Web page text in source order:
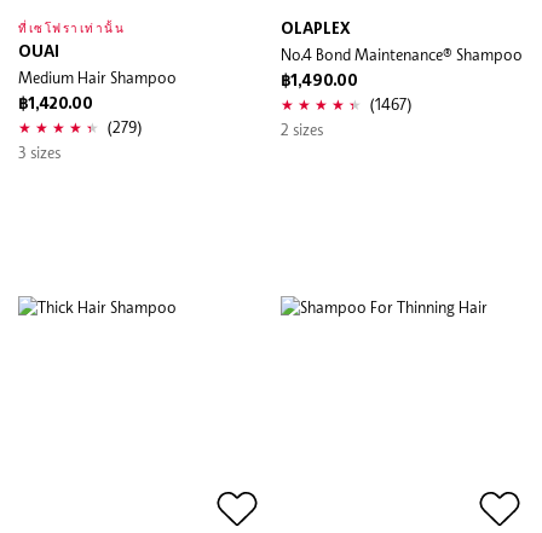
ที่เซโฟราเท่านั้น
OUAI
Medium Hair Shampoo
฿1,420.00
(279)
3 sizes
OLAPLEX
No.4 Bond Maintenance® Shampoo
฿1,490.00
(1467)
2 sizes